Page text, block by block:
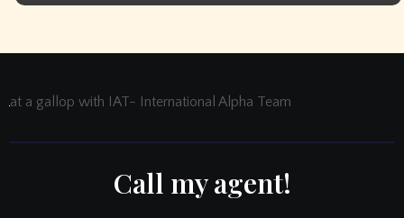
at a gallop with IAT- International Alpha Team
Call my agent!